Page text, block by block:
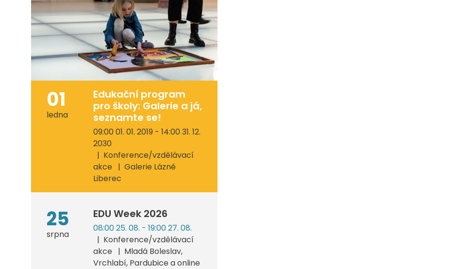
01
ledna
Edukační program
pro školy: Galerie a já,
seznamte se!
09:00 01. 01. 2019 - 14:00 31. 12.
2030
Konference/vzdělávací
akce
Galerie Lázně
Liberec
25
srpna
EDU Week 2026
08:00 25. 08. - 19:00 27. 08.
Konference/vzdělávací
akce
Mladá Boleslav,
Vrchlabí, Pardubice a online